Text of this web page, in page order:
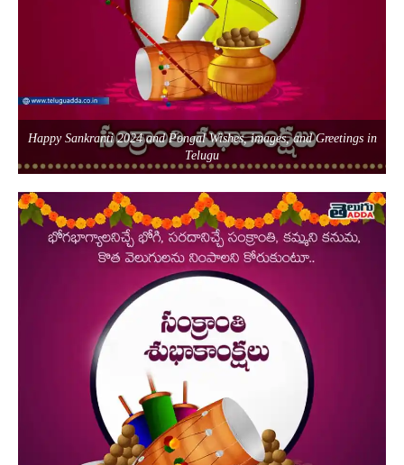
Happy Sankranti 2024 and Pongal Wishes, images, and Greetings in
Telugu